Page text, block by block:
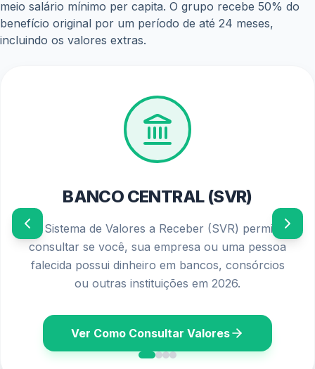
meio salário mínimo per capita. O grupo recebe 50% do
benefício original por um período de até 24 meses,
incluindo os valores extras.
BANCO CENTRAL (SVR)
O Sistema de Valores a Receber (SVR) permite
consultar se você, sua empresa ou uma pessoa
falecida possui dinheiro em bancos, consórcios
ou outras instituições em 2026.
Ver Como Consultar Valores